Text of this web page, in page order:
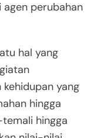
agen perubahan
hal yang
kehidupan yang
hingga
hingga